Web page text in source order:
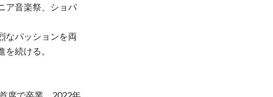
ア音楽祭、ショパ
なパッションを両
続ける。